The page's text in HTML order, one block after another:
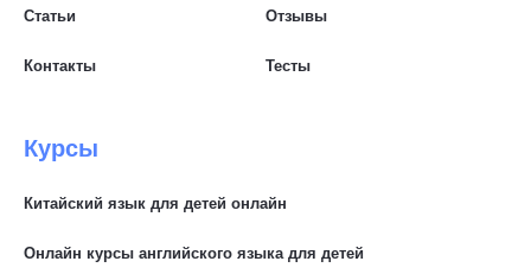
Статьи Отзывы
Контакты Тесты
Курсы
Китайский язык для детей онлайн
Онлайн курсы английского языка для детей